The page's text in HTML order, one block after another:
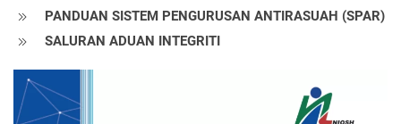
PANDUAN SISTEM PENGURUSAN ANTIRASUAH (SPAR)
SALURAN ADUAN INTEGRITI